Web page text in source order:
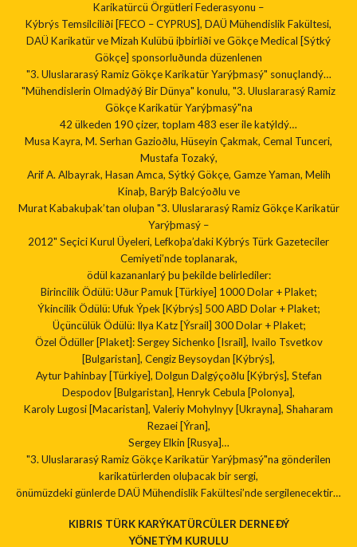
Karikatürcü Örgütleri Federasyonu –
Kýbrýs Temsilciliði [FECO – CYPRUS], DAÜ Mühendislik Fakültesi,
DAÜ Karikatür ve Mizah Kulübü iþbirliði ve Gökçe Medical [Sýtký
Gökçe] sponsorluðunda düzenlenen
"3. Uluslararasý Ramiz Gökçe Karikatür Yarýþmasý" sonuçlandý…
"Mühendislerin Olmadýðý Bir Dünya" konulu, "3. Uluslararasý Ramiz
Gökçe Karikatür Yarýþmasý"na
42 ülkeden 190 çizer, toplam 483 eser ile katýldý…
Musa Kayra, M. Serhan Gazioðlu, Hüseyin Çakmak, Cemal Tunceri,
Mustafa Tozaký,
Arif A. Albayrak, Hasan Amca, Sýtký Gökçe, Gamze Yaman, Melih
Kinaþ, Barýþ Balcýoðlu ve
Murat Kabakuþak’tan oluþan "3. Uluslararasý Ramiz Gökçe Karikatür
Yarýþmasý –
2012" Seçici Kurul Üyeleri, Lefkoþa’daki Kýbrýs Türk Gazeteciler
Cemiyeti’nde toplanarak,
ödül kazananlarý þu þekilde belirlediler:
Birincilik Ödülü: Uður Pamuk [Türkiye] 1000 Dolar + Plaket;
Ýkincilik Ödülü: Ufuk Ýpek [Kýbrýs] 500 ABD Dolar + Plaket;
Üçüncülük Ödülü: Ilya Katz [Ýsrail] 300 Dolar + Plaket;
Özel Ödüller [Plaket]: Sergey Sichenko [Israil], Ivailo Tsvetkov
[Bulgaristan], Cengiz Beysoydan [Kýbrýs],
Aytur Þahinbay [Türkiye], Dolgun Dalgýçoðlu [Kýbrýs], Stefan
Despodov [Bulgaristan], Henryk Cebula [Polonya],
Karoly Lugosi [Macaristan], Valeriy Mohylnyy [Ukrayna], Shaharam
Rezaei [Ýran],
Sergey Elkin [Rusya]…
"3. Uluslararasý Ramiz Gökçe Karikatür Yarýþmasý"na gönderilen
karikatürlerden oluþacak bir sergi,
önümüzdeki günlerde DAÜ Mühendislik Fakültesi’nde sergilenecektir…
KIBRIS TÜRK KARÝKATÜRCÜLER DERNEÐÝ
YÖNETÝM KURULU